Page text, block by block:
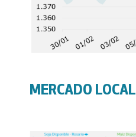
MERCADO LOCAL